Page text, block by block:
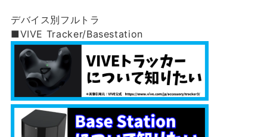
デバイス別フルトラ
■VIVE Tracker/Basestation